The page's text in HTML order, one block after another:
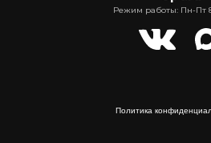
Режим работы: Пн-Пт
Политика